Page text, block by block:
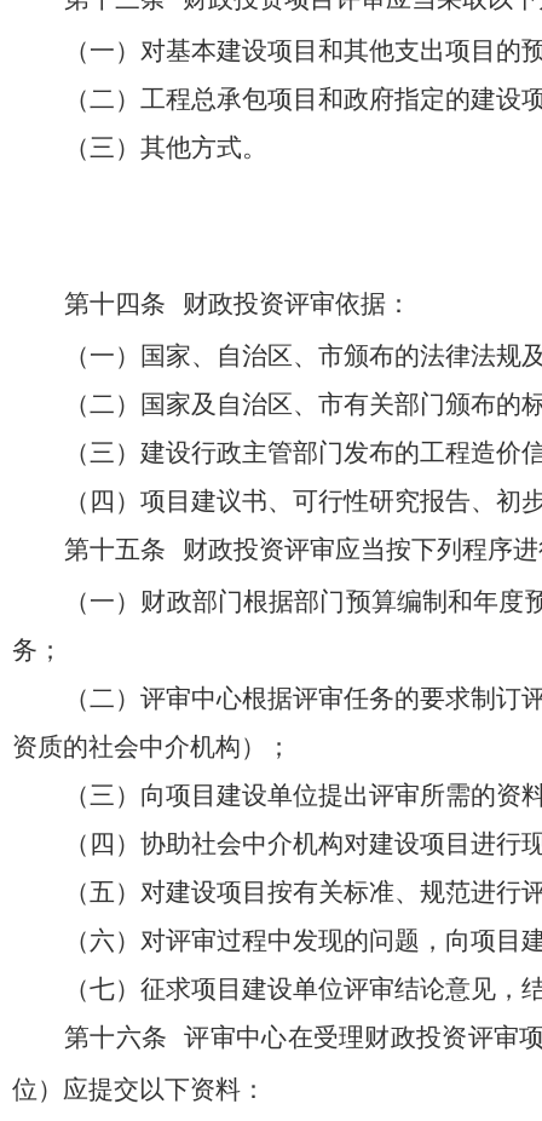
（一）对基本建设项目和其他支出项目的
（二）工程总承包项目和政府指定的建设
（三）其他方式。
第十四条
财政投资评审依据：
（一）国家、自治区、市颁布的法律法规
（二）国家及自治区、市有关部门颁布的
（三）建设行政主管部门发布的工程造价
（四）项目建议书、可行性研究报告、
第十五条
财政投资评审应当按下列程序
（一）财政部门根据部门预算编制和年
务；
（二）评审中心根据评审任务的要求制订
资质的社会中介机构）；
（三）向项目建设单位提出评审所需的
（四）协助社会中介机构对建设项目进行
（五）对建设项目按有关标准、规范进行
（六）对评审过程中发现的问题，向项目
（七）征求项目建设单位评审结论意见
第十六条
评审中心在受理财政投资评审
位）应提交以下资料：